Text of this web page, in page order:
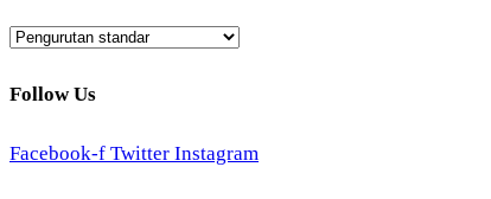
Follow Us
Facebook-f Twitter Instagram